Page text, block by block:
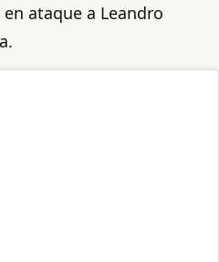
ataque a Leandro